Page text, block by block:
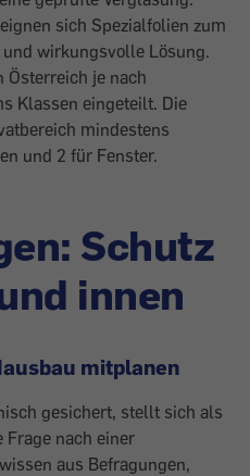
sich Spezialfolien zum
wirkungsvolle Lösung.
Österreich je nach
Klassen eingeteilt. Die
mindestens
und 2 für Fenster.
Schutz
innen
mitplanen
gesichert, stellt sich als
nach einer
aus Befragungen,